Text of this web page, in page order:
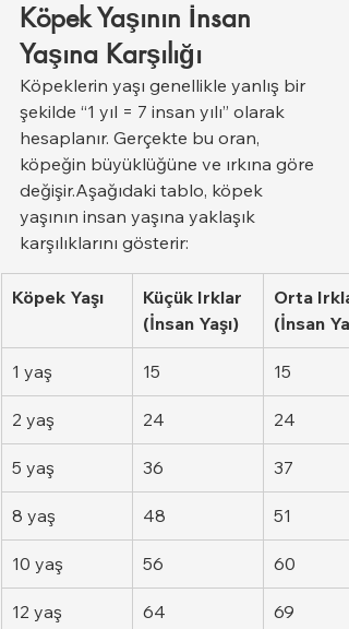
Köpek Yaşının İnsan
Yaşına Karşılığı
Köpeklerin yaşı genellikle yanlış bir
şekilde “1 yıl = 7 insan yılı” olarak
hesaplanır. Gerçekte bu oran,
köpeğin büyüklüğüne ve ırkına göre
değişir.Aşağıdaki tablo, köpek
yaşının insan yaşına yaklaşık
karşılıklarını gösterir:
Köpek Yaşı
Küçük Irklar
(İnsan Yaşı)
Orta
(İnsan
1 yaş 15 15
2 yaş 24 24
5 yaş 36 37
8 yaş 48 51
10 yaş 56 60
12 yaş 64 69